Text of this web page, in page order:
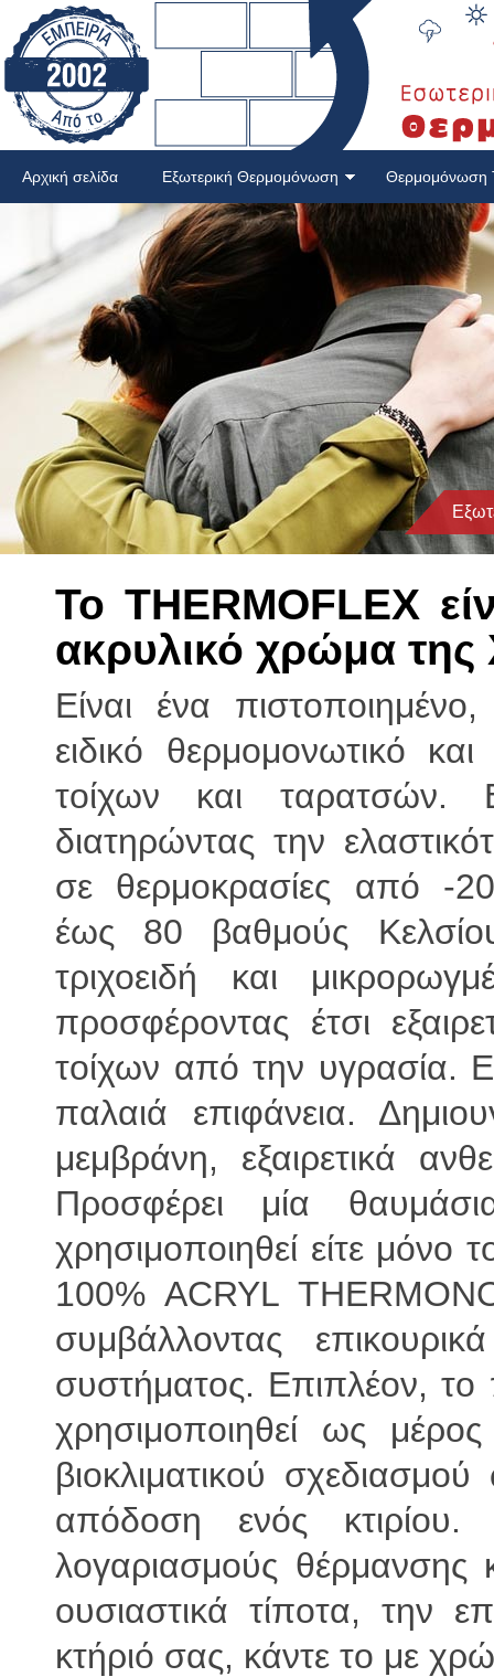
Αρχική σελίδα Εξωτερική Θερμομόνωση Θερμομόνωση
Το THERMOFLEX
ακρυλικό χρώμα
Είναι ένα
ειδικό θερμομονωτικό
τοίχων και ταρατσών.
διατηρώντας την
σε θερμοκρασίες από -
έως 80 βαθμούς
τριχοειδή και
προσφέροντας έτσι
τοίχων από την υγρασία.
παλαιά επιφάνεια.
μεμβράνη, εξαιρετικά
Προσφέρει μία
χρησιμοποιηθεί είτε μόνο
100% ACRYL
συμβάλλοντας
συστήματος. Επιπλέον,
χρησιμοποιηθεί ως
βιοκλιματικού
απόδοση ενός
λογαριασμούς
ουσιαστικά τίποτα, την
κτήριό σας, κάντε το με